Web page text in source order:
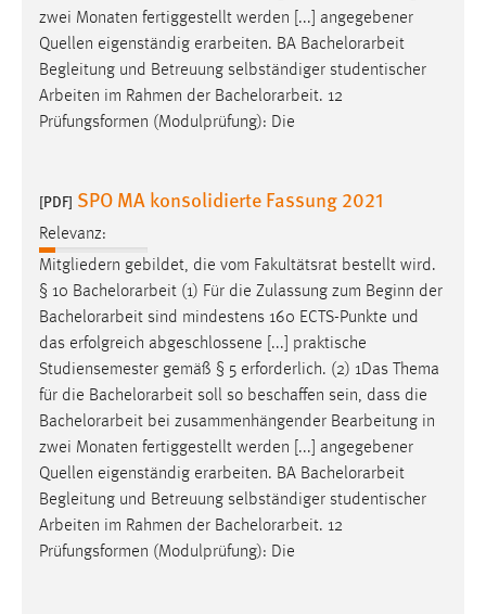
zwei Monaten fertiggestellt werden [...] angegebener
Quellen eigenständig erarbeiten. BA Bachelorarbeit
Begleitung und Betreuung selbständiger studentischer
Arbeiten im Rahmen der Bachelorarbeit. 12
Prüfungsformen (Modulprüfung): Die
[PDF] SPO MA konsolidierte Fassung 2021
Relevanz:
Mitgliedern gebildet, die vom Fakultätsrat bestellt wird.
§ 10 Bachelorarbeit (1) Für die Zulassung zum Beginn der
Bachelorarbeit sind mindestens 160 ECTS-Punkte und
das erfolgreich abgeschlossene [...] praktische
Studiensemester gemäß § 5 erforderlich. (2) 1Das Thema
für die Bachelorarbeit soll so beschaffen sein, dass die
Bachelorarbeit bei zusammenhängender Bearbeitung in
zwei Monaten fertiggestellt werden [...] angegebener
Quellen eigenständig erarbeiten. BA Bachelorarbeit
Begleitung und Betreuung selbständiger studentischer
Arbeiten im Rahmen der Bachelorarbeit. 12
Prüfungsformen (Modulprüfung): Die